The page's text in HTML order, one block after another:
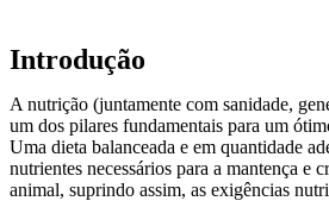
Introdução
A nutrição (juntamente com sanidade,
um dos pilares fundamentais para um
Uma dieta balanceada e em quantidade
nutrientes necessários para a mantença e
animal, suprindo assim, as exigências